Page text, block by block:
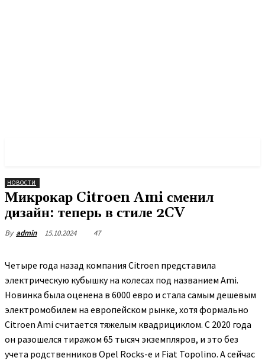
НОВОСТИ
Микрокар Citroen Ami сменил
дизайн: теперь в стиле 2CV
By admin 15.10.2024 47
Четыре года назад компания Citroen представила
электрическую кубышку на колесах под названием Ami.
Новинка была оценена в 6000 евро и стала самым дешевым
электромобилем на европейском рынке, хотя формально
Citroen Ami считается тяжелым квадрициклом. С 2020 года
он разошелся тиражом 65 тысяч экземпляров, и это без
учета родственников Opel Rocks-e и Fiat Topolino. А сейчас